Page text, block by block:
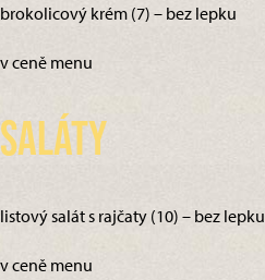
brokolicový krém (7) – bez lepku
v ceně menu
Saláty
listový salát s rajčaty (10) – bez lepku
v ceně menu